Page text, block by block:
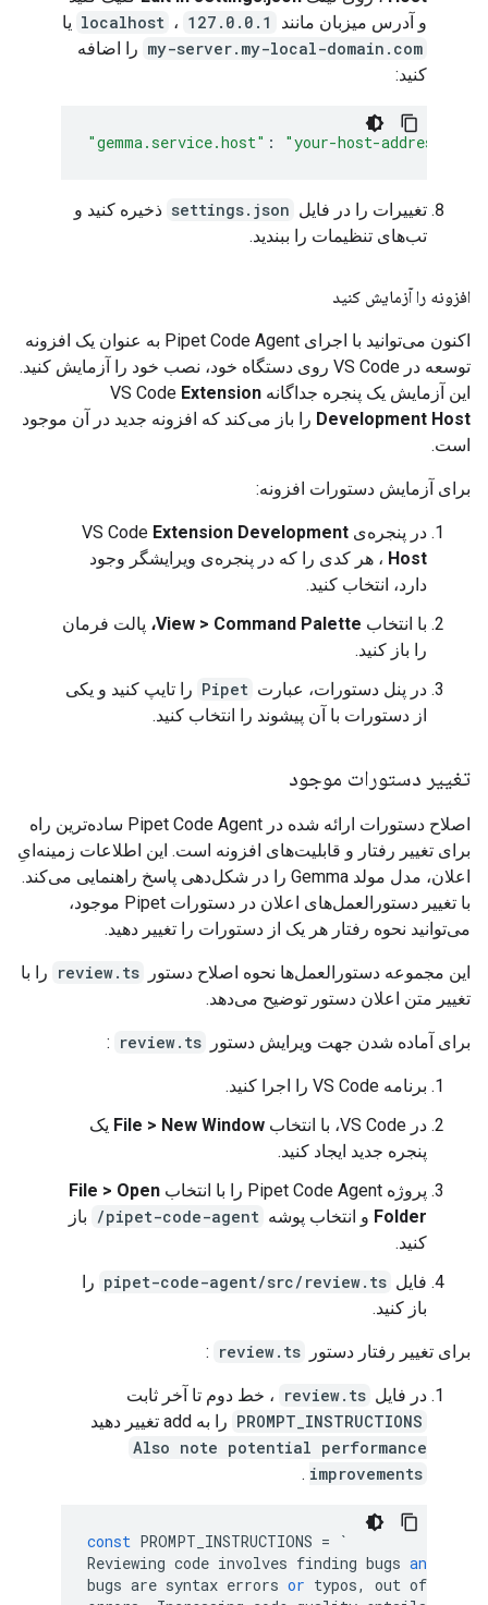
و آدرس میزبان مانند
127.0.0.1 ، localhost یا
my-server.my-local-domain.com را اضافه
کنید:
"gemma.service.host" : "your-host-address-
تغییرات را در فایل settings.json ذخیره کنید و
تب‌های تنظیمات را ببندید.
افزونه را آزمایش کنید
اکنون می‌توانید با اجرای Pipet Code Agent به عنوان یک افزونه
توسعه در VS Code روی دستگاه خود، نصب خود را آزمایش کنید.
این آزمایش یک پنجره جداگانه VS Code Extension
Development Host را باز می‌کند که افزونه جدید در آن موجود
است.
برای آزمایش دستورات افزونه:
در پنجره‌ی VS Code Extension Development
Host ، هر کدی را که در پنجره‌ی ویرایشگر وجود
دارد، انتخاب کنید.
با انتخاب View > Command Palette، پالت فرمان
را باز کنید.
در پنل دستورات، عبارت Pipet را تایپ کنید و یکی
از دستورات با آن پیشوند را انتخاب کنید.
تغییر دستورات موجود
اصلاح دستورات ارائه شده در Pipet Code Agent ساده‌ترین راه
برای تغییر رفتار و قابلیت‌های افزونه است. این اطلاعات زمینه‌ایِ
اعلان، مدل مولد Gemma را در شکل‌دهی پاسخ راهنمایی می‌کند.
با تغییر دستورالعمل‌های اعلان در دستورات Pipet موجود،
می‌توانید نحوه رفتار هر یک از دستورات را تغییر دهید.
این مجموعه دستورالعمل‌ها نحوه اصلاح دستور review.ts را با
تغییر متن اعلان دستور توضیح می‌دهد.
برای آماده شدن جهت ویرایش دستور review.ts
:
برنامه VS Code را اجرا کنید.
در VS Code، با انتخاب
File > New Window یک
پنجره جدید ایجاد کنید.
پروژه Pipet Code Agent را با انتخاب
File > Open
Folder و انتخاب پوشه pipet-code-agent/
باز
کنید.
فایل pipet-code-agent/src/review.ts را
باز کنید.
برای تغییر رفتار دستور review.ts
:
در فایل review.ts ، خط دوم تا آخر ثابت
PROMPT_INSTRUCTIONS را به add تغییر دهید
Also note potential performance
improvements
.
const PROMPT_INSTRUCTIONS =
`
Reviewing code involves finding bugs and
bugs are syntax errors or typos, out of